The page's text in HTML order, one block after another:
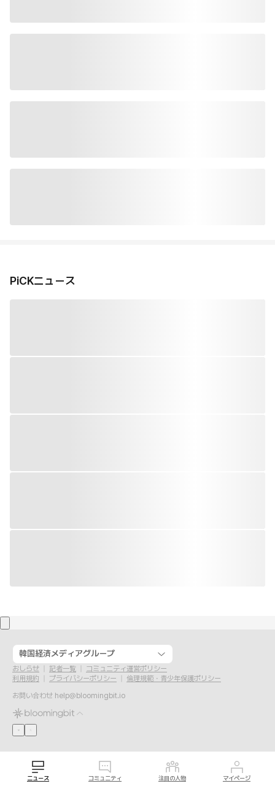
PiCKニュース
韓国経済メディアグループ
おしらせ 記者一覧
コミュニティ運営ポリシー
利用規約
プライバシーポリシー
倫理規範・青少年保護ポリシー
お問い合わせ help@bloomingbit.io
ニュース コミュニティ 注目の人物 マイページ